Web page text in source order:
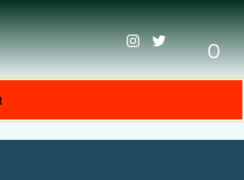
0